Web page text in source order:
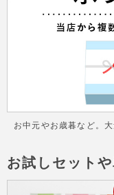
お中元やお歳暮など。
お試しセット